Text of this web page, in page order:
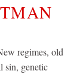
regimes, old
sin, genetic